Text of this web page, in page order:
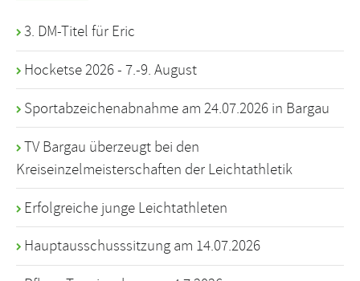
3. DM-Titel für Eric
Hocketse 2026 - 7.-9. August
Sportabzeichenabnahme am 24.07.2026 in Bargau
TV Bargau überzeugt bei den
Kreiseinzelmeisterschaften der Leichtathletik
Erfolgreiche junge Leichtathleten
Hauptausschusssitzung am 14.07.2026